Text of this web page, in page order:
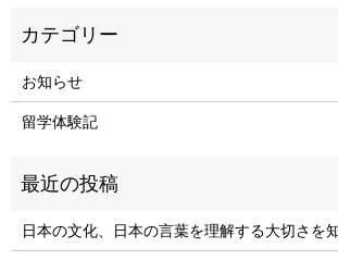
お知らせ
留学体験記
日本の文化、日本の言葉を理解する大切さを